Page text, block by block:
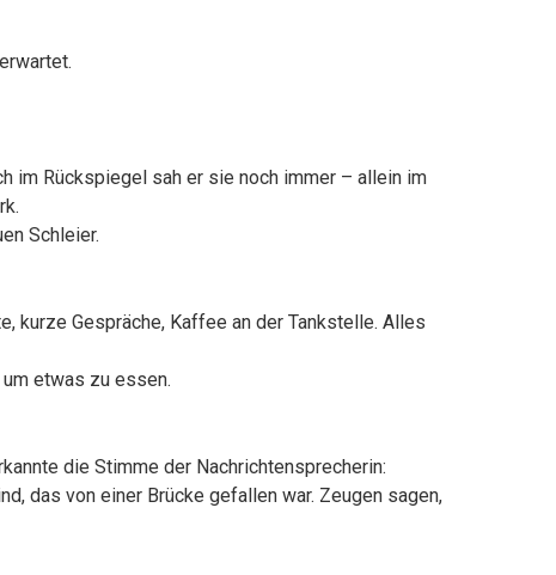
im Rückspiegel sah er sie noch immer – allein im
Schleier.
kurze Gespräche, Kaffee an der Tankstelle. Alles
etwas zu essen.
die Stimme der Nachrichtensprecherin:
das von einer Brücke gefallen war. Zeugen sagen,